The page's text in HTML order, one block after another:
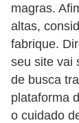
magras.
altas,
fabrique.
seu site vai
de busca
plataforma
o cuidado
ç
ã
o
t
r
a